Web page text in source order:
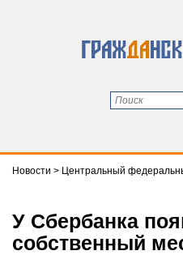
Новости > Центральный
У Сбербанка
собственный